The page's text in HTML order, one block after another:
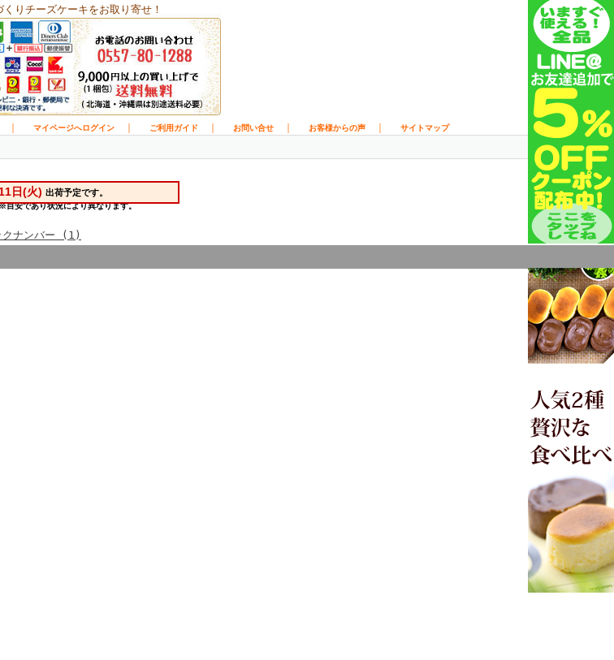
りチーズケーキをお取り寄せ！
マイページへログイン ご利用ガイド お問い合せ お客様からの声 サイトマップ
クナンバー (1)